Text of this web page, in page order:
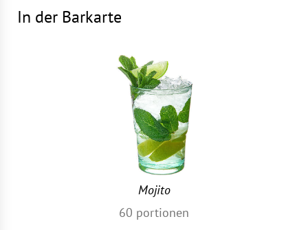
In der Barkarte
Mojito
60 portionen